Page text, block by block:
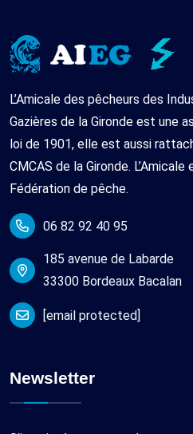
L’Amicale des pêcheurs des
Gazières de la Gironde est une
loi de 1901, elle est aussi
CMCAS de la Gironde.
Fédération de pêche.
06 82 92 40 95
185 avenue de Labarde
33300 Bordeaux Bacalan
[email protected]
Newsletter